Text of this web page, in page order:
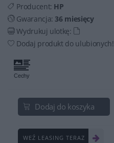
Producent: HP
Gwarancja:36 miesięcy
Wydrukuj ulotkę:
Dodaj produkt do ulubionych!
Dodaj do koszyka
WEŹ LEASING TERAZ